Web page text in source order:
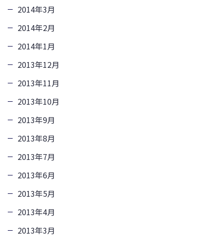
2014年3月
2014年2月
2014年1月
2013年12月
2013年11月
2013年10月
2013年9月
2013年8月
2013年7月
2013年6月
2013年5月
2013年4月
2013年3月